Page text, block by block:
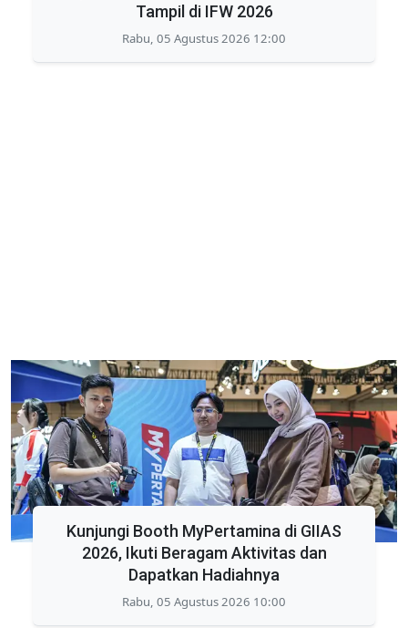
Tampil di IFW 2026
Rabu, 05 Agustus 2026 12:00
Kunjungi Booth MyPertamina di GIIAS
2026, Ikuti Beragam Aktivitas dan
Dapatkan Hadiahnya
Rabu, 05 Agustus 2026 10:00